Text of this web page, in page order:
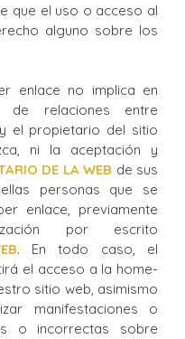
que el uso o acceso al
alguno sobre los
enlace no implica en
de relaciones entre
y el propietario del sitio
ni la aceptación y
DE LA WEB de sus
personas que se
enlace, previamente
por escrito
. En todo caso, el
el acceso a la home-
sitio web, asimismo
manifestaciones o
o incorrectas sobre